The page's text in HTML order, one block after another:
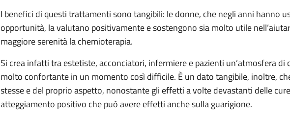
I benefici di questi trattamenti sono tangibili: le donne, che negli anni hanno
opportunità, la valutano positivamente e sostengono sia molto utile
maggiore serenità la chemioterapia.
Si crea infatti tra estetiste, acconciatori, infermiere e pazienti un’atmosfera di
molto confortante in un momento così difficile. È un dato tangibile, inoltre,
stesse e del proprio aspetto, nonostante gli effetti a volte devastanti delle
atteggiamento positivo che può avere effetti anche sulla guarigione.